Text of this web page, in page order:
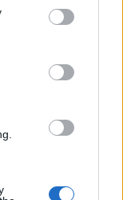
aspetti
adulti
predefiniti
cui ci si
nonostante